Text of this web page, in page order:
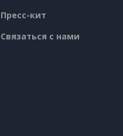
Пресс-кит
Связаться с нами